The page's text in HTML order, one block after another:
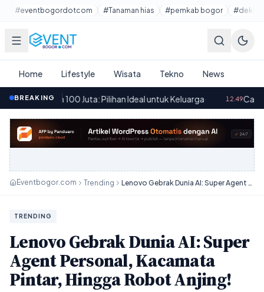
Lewati ke konten utama
#eventbogordotcom #Tanaman hias #pemkab bogor
Home Lifestyle Wisata Tekno News
BREAKING
Pilihan Ideal untuk Keluarga· 12.49Cara Mudah
Eventbogor.com Trending Lenovo Gebrak Dunia AI: Super Agent Personal, Kacamata Pintar, Hingga Robot Anjing!
TRENDING
Lenovo Gebrak Dunia AI: Super
Agent Personal, Kacamata
Pintar, Hingga Robot Anjing!